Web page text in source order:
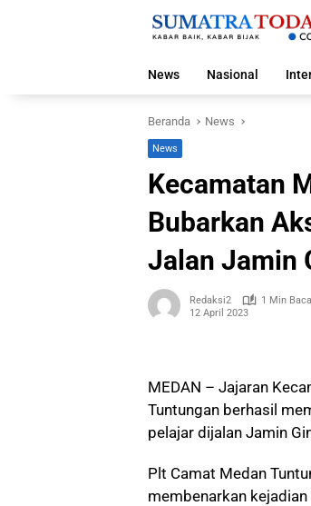
News
Nasional
Beranda News
News
Kecamatan
Bubarkan
Jalan Jamin
Redaksi2
1 Min Baca
12 April 2023
MEDAN – Jajaran
Tuntungan berhasil
pelajar dijalan Jamin
Plt Camat Medan
membenarkan